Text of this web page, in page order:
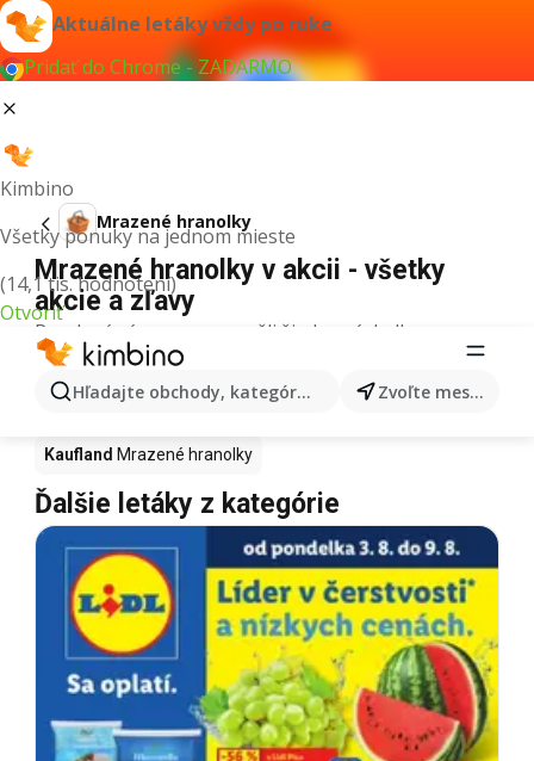
Aktuálne letáky vždy po ruke
Pridať do Chrome - ZADARMO
Kimbino
Všetky ponuky na jednom mieste
(14,1 tis. hodnotení)
Otvoriť
Hľadajte obchody, kategórie, produkty... Zvoľte mesto
Mrazené hranolky
Mrazené hranolky v akcii - všetky
akcie a zľavy
Pre daný výraz sme nenašli žiadne výsledky.
Mrazené hranolky v akcii - Kde kúpiť?
Tesco Mrazené hranolky Lidl Mrazené hranolky
Kaufland Mrazené hranolky
Ďalšie letáky z kategórie